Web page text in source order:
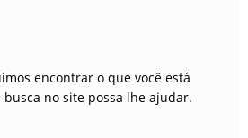
encontrar o que você está
no site possa lhe ajudar.